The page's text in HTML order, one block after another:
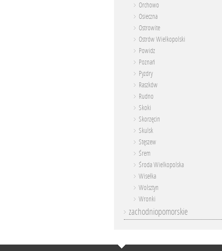
Orchowo
Osieczna
Ostrowite
Ostrów Wielkopolski
Powidz
Poznań
Pyzdry
Raszków
Rudno
Skoki
Skorzęcin
Skulsk
Stęszew
Śrem
Środa Wielkopolska
Wisełka
Wolsztyn
Wronki
zachodniopomorskie